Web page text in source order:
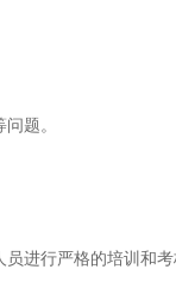
题。
行严格的培训和考